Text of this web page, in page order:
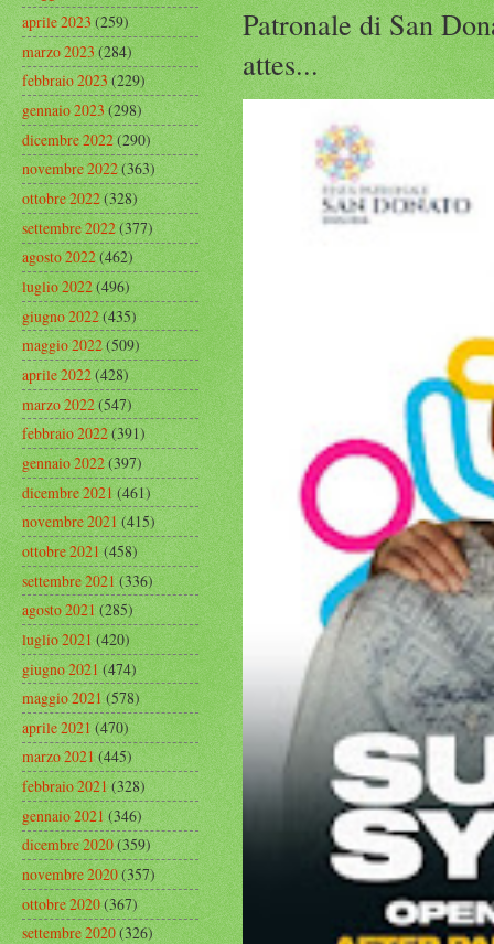
Patronale di San
attes...
aprile 2023(259)
marzo 2023(284)
febbraio 2023(229)
gennaio 2023(298)
dicembre 2022(290)
novembre 2022(363)
ottobre 2022(328)
settembre 2022(377)
agosto 2022(462)
luglio 2022(496)
giugno 2022(435)
maggio 2022(509)
aprile 2022(428)
marzo 2022(547)
febbraio 2022(391)
gennaio 2022(397)
dicembre 2021(461)
novembre 2021(415)
ottobre 2021(458)
settembre 2021(336)
agosto 2021(285)
luglio 2021(420)
giugno 2021(474)
maggio 2021(578)
aprile 2021(470)
marzo 2021(445)
febbraio 2021(328)
gennaio 2021(346)
dicembre 2020(359)
novembre 2020(357)
ottobre 2020(367)
settembre 2020(326)